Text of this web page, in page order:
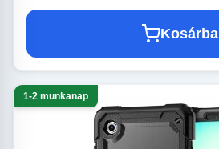
Kosárba
1-2 munkanap